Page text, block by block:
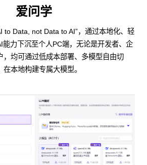
爱问学
to Data, not Data to AI”，通过本地化、轻
能力下沉至个人PC端，无论是开发者、企
，均可通过低成本部署、多模型自由切
本地构建专属大模型。